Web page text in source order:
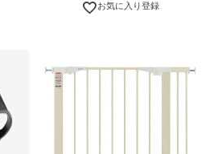
お気に入り登録